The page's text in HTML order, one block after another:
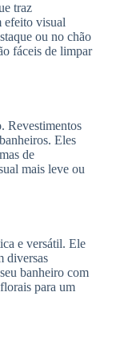
traz
efeito visual
ou no chão
fáceis de limpar
Revestimentos
Eles
de
mais leve ou
e versátil. Ele
diversas
banheiro com
para um